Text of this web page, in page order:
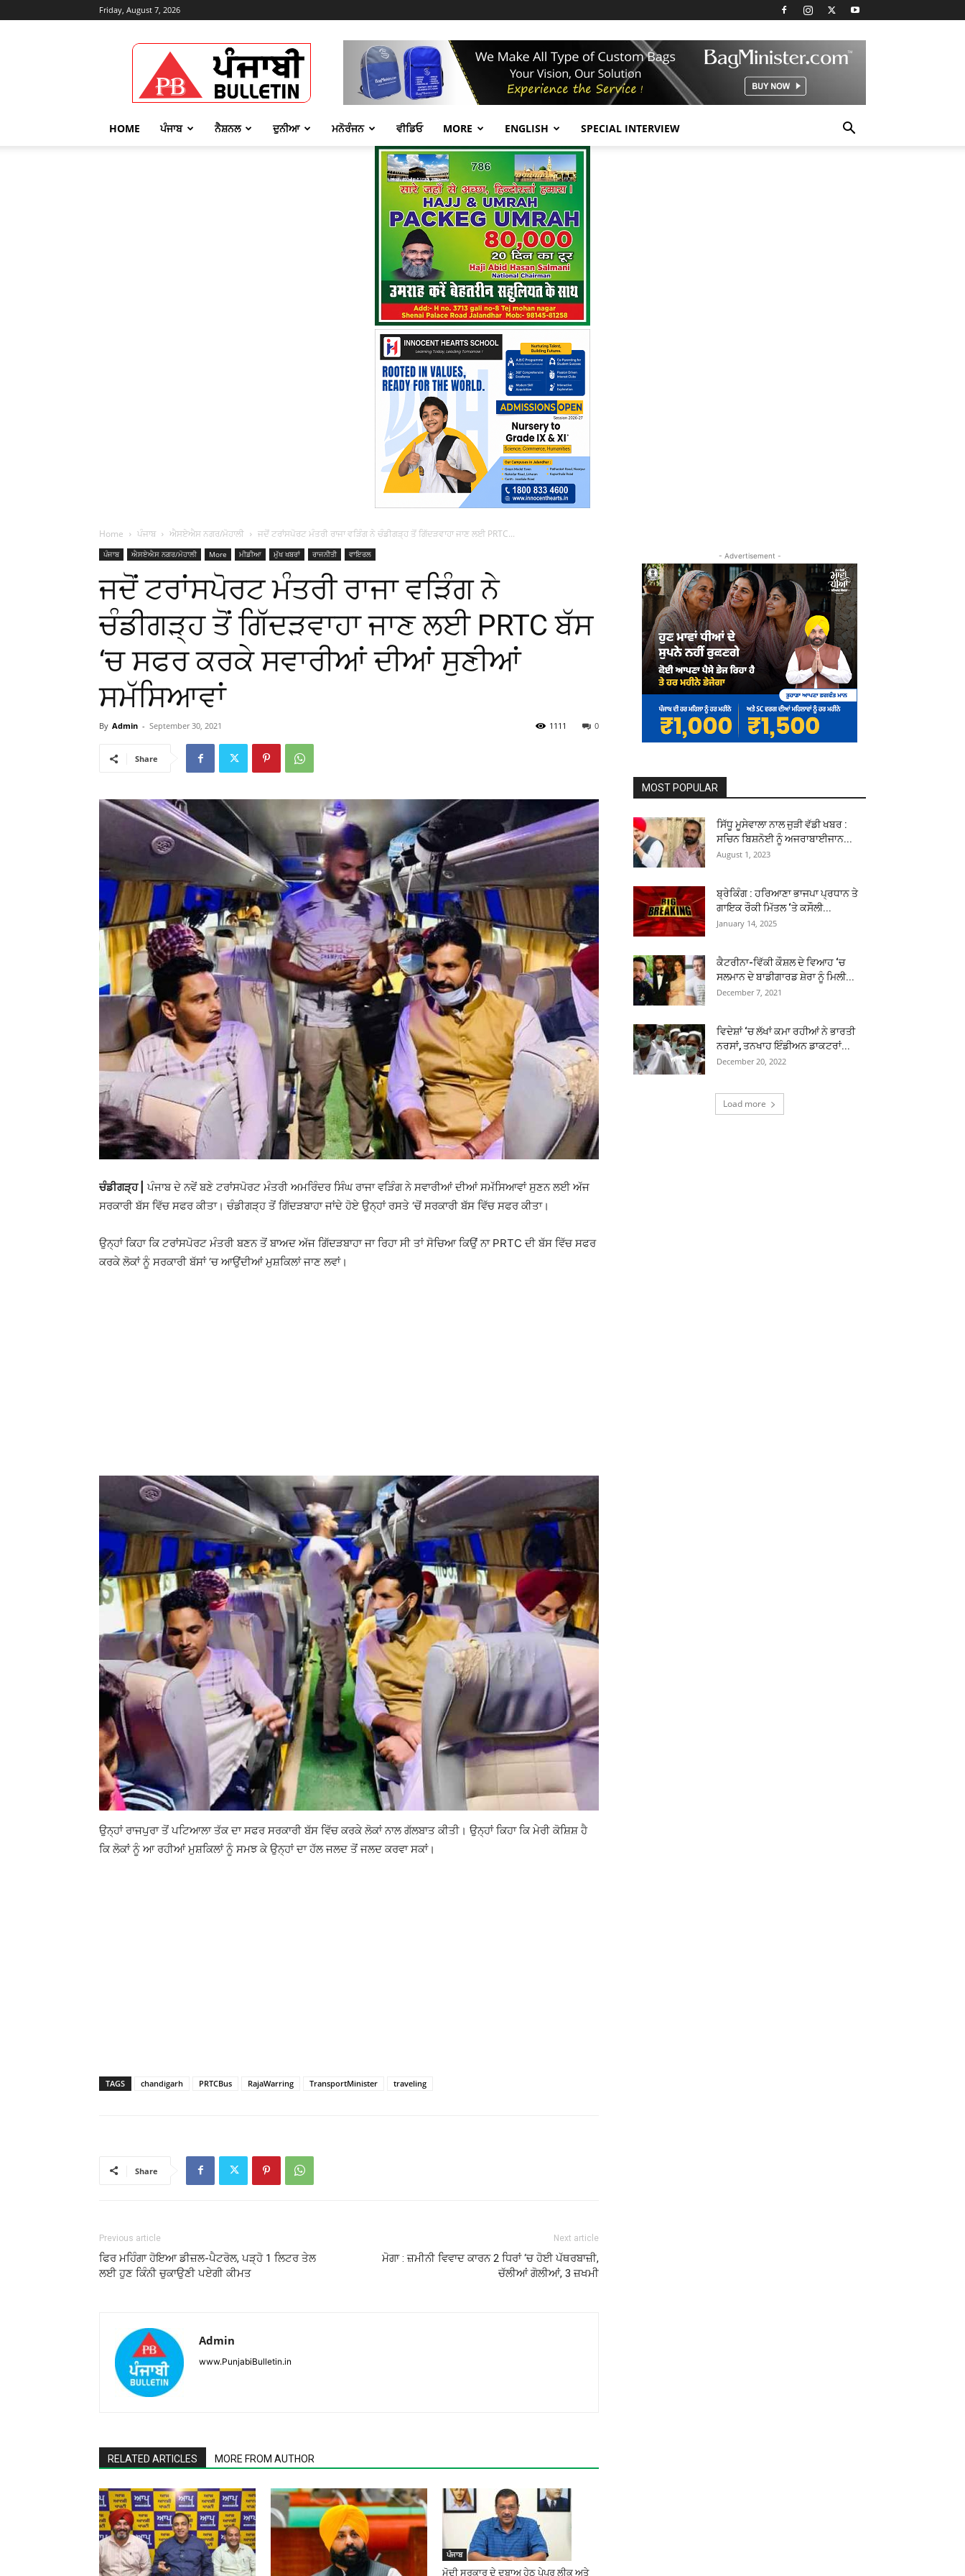
Friday, August 7, 2026
Punjabi
Bulletin
HOME ਪੰਜਾਬ ਨੈਸ਼ਨਲ ਦੁਨੀਆ ਮਨੋਰੰਜਨ ਵੀਡਿਓ MORE ENGLISH SPECIAL INTERVIEW
Home ਪੰਜਾਬ ਐਸਏਐਸ ਨਗਰ/ਮੋਹਾਲੀ ਜਦੋਂ ਟਰਾਂਸਪੋਰਟ ਮੰਤਰੀ ਰਾਜਾ ਵੜਿੰਗ ਨੇ ਚੰਡੀਗੜ੍ਹ ਤੋਂ ਗਿੱਦੜਵਾਹਾ ਜਾਣ ਲਈ PRTC...
ਪੰਜਾਬ ਐਸਏਐਸ ਨਗਰ/ਮੋਹਾਲੀ More ਮੀਡੀਆ ਮੁੱਖ ਖਬਰਾਂ ਰਾਜਨੀਤੀ ਵਾਇਰਲ
ਜਦੋਂ ਟਰਾਂਸਪੋਰਟ ਮੰਤਰੀ ਰਾਜਾ ਵੜਿੰਗ ਨੇ
ਚੰਡੀਗੜ੍ਹ ਤੋਂ ਗਿੱਦੜਵਾਹਾ ਜਾਣ ਲਈ PRTC ਬੱਸ
‘ਚ ਸਫਰ ਕਰਕੇ ਸਵਾਰੀਆਂ ਦੀਆਂ ਸੁਣੀਆਂ
ਸਮੱਸਿਆਵਾਂ
By Admin - September 30, 2021 0
1111
Share
ਚੰਡੀਗੜ੍ਹ |
ਪੰਜਾਬ ਦੇ ਨਵੇਂ ਬਣੇ ਟਰਾਂਸਪੋਰਟ ਮੰਤਰੀ ਅਮਰਿੰਦਰ ਸਿੰਘ ਰਾਜਾ ਵੜਿੰਗ ਨੇ ਸਵਾਰੀਆਂ ਦੀਆਂ ਸਮੱਸਿਆਵਾਂ ਸੁਣਨ ਲਈ ਅੱਜ
ਸਰਕਾਰੀ ਬੱਸ ਵਿੱਚ ਸਫਰ ਕੀਤਾ। ਚੰਡੀਗੜ੍ਹ ਤੋਂ ਗਿੱਦੜਬਾਹਾ ਜਾਂਦੇ ਹੋਏ ਉਨ੍ਹਾਂ ਰਸਤੇ ‘ਚੋਂ ਸਰਕਾਰੀ ਬੱਸ ਵਿੱਚ ਸਫਰ ਕੀਤਾ।
ਉਨ੍ਹਾਂ ਕਿਹਾ ਕਿ ਟਰਾਂਸਪੋਰਟ ਮੰਤਰੀ ਬਣਨ ਤੋਂ ਬਾਅਦ ਅੱਜ ਗਿੱਦੜਬਾਹਾ ਜਾ ਰਿਹਾ ਸੀ ਤਾਂ ਸੋਚਿਆ ਕਿਉਂ ਨਾ PRTC ਦੀ ਬੱਸ ਵਿੱਚ ਸਫਰ
ਕਰਕੇ ਲੋਕਾਂ ਨੂੰ ਸਰਕਾਰੀ ਬੱਸਾਂ ‘ਚ ਆਉਂਦੀਆਂ ਮੁਸ਼ਕਿਲਾਂ ਜਾਣ ਲਵਾਂ।
ਉਨ੍ਹਾਂ ਰਾਜਪੁਰਾ ਤੋਂ ਪਟਿਆਲਾ ਤੱਕ ਦਾ ਸਫਰ ਸਰਕਾਰੀ ਬੱਸ ਵਿੱਚ ਕਰਕੇ ਲੋਕਾਂ ਨਾਲ ਗੱਲਬਾਤ ਕੀਤੀ। ਉਨ੍ਹਾਂ ਕਿਹਾ ਕਿ ਮੇਰੀ ਕੋਸ਼ਿਸ਼ ਹੈ
ਕਿ ਲੋਕਾਂ ਨੂੰ ਆ ਰਹੀਆਂ ਮੁਸ਼ਕਿਲਾਂ ਨੂੰ ਸਮਝ ਕੇ ਉਨ੍ਹਾਂ ਦਾ ਹੱਲ ਜਲਦ ਤੋਂ ਜਲਦ ਕਰਵਾ ਸਕਾਂ।
TAGS chandigarh PRTCBus RajaWarring TransportMinister traveling
Share
Previous article
ਫਿਰ ਮਹਿੰਗਾ ਹੋਇਆ ਡੀਜ਼ਲ-ਪੈਟਰੋਲ, ਪੜ੍ਹੋ 1 ਲਿਟਰ ਤੇਲ
ਲਈ ਹੁਣ ਕਿੰਨੀ ਚੁਕਾਉਣੀ ਪਏਗੀ ਕੀਮਤ
Next article
ਮੋਗਾ : ਜ਼ਮੀਨੀ ਵਿਵਾਦ ਕਾਰਨ 2 ਧਿਰਾਂ ‘ਚ ਹੋਈ ਪੱਥਰਬਾਜ਼ੀ,
ਚੱਲੀਆਂ ਗੋਲੀਆਂ, 3 ਜ਼ਖਮੀ
Admin
www.PunjabiBulletin.in
RELATED ARTICLES MORE FROM AUTHOR
ਪੰਜਾਬ
ਮੋਦੀ ਸਰਕਾਰ ਦੇ ਦਬਾਅ ਹੇਠ ਪੇਪਰ ਲੀਕ ਅਤੇ
- Advertisement -
MOST POPULAR
ਸਿੱਧੂ ਮੂਸੇਵਾਲਾ ਨਾਲ ਜੁੜੀ ਵੱਡੀ ਖਬਰ :
ਸਚਿਨ ਬਿਸ਼ਨੋਈ ਨੂੰ ਅਜਰਾਬਾਈਜਾਨ...
August 1, 2023
ਬ੍ਰੇਕਿੰਗ : ਹਰਿਆਣਾ ਭਾਜਪਾ ਪ੍ਰਧਾਨ ਤੇ
ਗਾਇਕ ਰੌਕੀ ਮਿੱਤਲ ‘ਤੇ ਕਸੌਲੀ...
January 14, 2025
ਕੈਟਰੀਨਾ-ਵਿੱਕੀ ਕੌਸ਼ਲ ਦੇ ਵਿਆਹ ‘ਚ
ਸਲਮਾਨ ਦੇ ਬਾਡੀਗਾਰਡ ਸ਼ੇਰਾ ਨੂੰ ਮਿਲੀ...
December 7, 2021
ਵਿਦੇਸ਼ਾਂ ‘ਚ ਲੱਖਾਂ ਕਮਾ ਰਹੀਆਂ ਨੇ ਭਾਰਤੀ
ਨਰਸਾਂ, ਤਨਖਾਹ ਇੰਡੀਅਨ ਡਾਕਟਰਾਂ...
December 20, 2022
Load more